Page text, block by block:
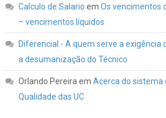
Calculo de Salario em Os vencimentos
– vencimentos líquidos
Diferencial - A quem serve a exigência
a desumanização do Técnico
Orlando Pereira em Acerca do sistema
Qualidade das UC